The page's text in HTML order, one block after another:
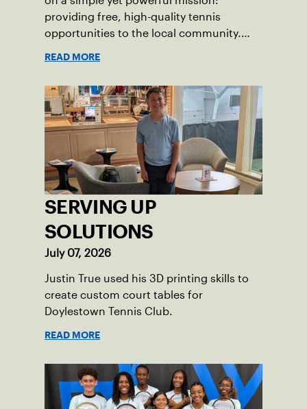
providing free, high-quality tennis
opportunities to the local community.
impact across the Pittsburgh region
where people of all ages, backgrounds
and abilities come together through
tennis.
READ MORE
SERVING UP
SOLUTIONS
July 07, 2026
Justin True used his 3D printing skills to
create custom court tables for
Doylestown Tennis Club.
READ MORE